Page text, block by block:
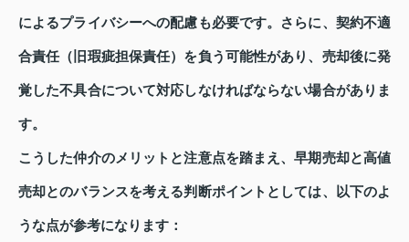
によるプライバシーへの配慮も必要です。さらに、契約不適
合責任（旧瑕疵担保責任）を負う可能性があり、売却後に発
覚した不具合について対応しなければならない場合がありま
す。
こうした仲介のメリットと注意点を踏まえ、早期売却と高値
売却とのバランスを考える判断ポイントとしては、以下のよ
うな点が参考になります：